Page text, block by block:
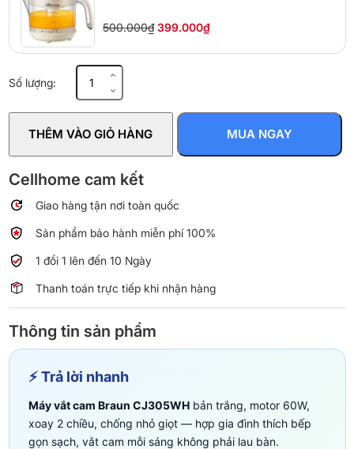
500.000₫ 399.000₫
Số lượng:
Máy
vắt
CJ305WH
60W
lượng
THÊM VÀO GIỎ HÀNG MUA NGAY
Cellhome cam kết
Giao hàng tận nơi toàn quốc
Sản phẩm bảo hành miễn phí 100%
1 đổi 1 lên đến 10 Ngày
Thanh toán trực tiếp khi nhận hàng
Thông tin sản phẩm
⚡ Trả lời nhanh
Máy vắt cam Braun CJ305WHbản trắng, motor 60W,
xoay 2 chiều, chống nhỏ giọt — hợp gia đình thích bếp
gọn sạch, vắt cam mỗi sáng không phải lau bàn.